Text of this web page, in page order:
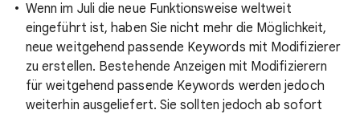
Wenn im Juli die neue Funktionsweise weltweit
eingeführt ist, haben Sie nicht mehr die Möglichkeit,
neue weitgehend passende Keywords mit Modifizierer
zu erstellen. Bestehende Anzeigen mit Modifizierern
für weitgehend passende Keywords werden jedoch
weiterhin ausgeliefert. Sie sollten jedoch ab sofort